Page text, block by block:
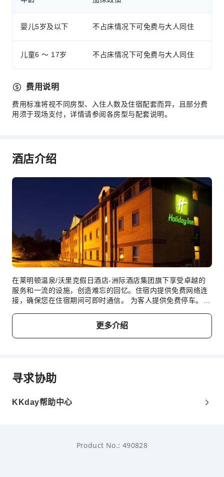
共用厨房
电梯
宠物碗
上网服务
公共休息室/电视室
前台服务
安全与安保
急救包
公共区域监控
安保人员
烟雾报警器
婴儿5岁及以下 不占床情况下可免费与大人同住
儿童6 ～ 17岁 不占床情况下可免费与大人同住
费用说明
费用标准将视不同房型、入住人数及住宿配套而异，且部分费
用须于现场支付，详情请参阅各房型与配套说明。
酒店介绍
在莱明顿温泉/沃里克假日酒店-洲际酒店集团旗下享受卓越的
服务和一流的设施，创造难忘的回忆。住宿内提供免费网络连
接，确保您在住宿期间可即时通信。 为客人提供免费停车。
验。 住宿提供洗衣服务，对于长住客人或在您有需要时，可确
保您喜爱的旅行衣服干净可穿。 在悠闲的白天和晚上，客房送
餐服务等房内设施可让您充分享受在客房内的时光。临时需要
禁止吸烟。 为了所有客人和员工的健康和福祉，您仅可在指定
区域吸烟。 为了确保您获得最大程度的放松，客房采用了温馨
验。 为了确保您享受愉快的入住体验，部分客房提供空调或寝
性，因此在部分特定客房内提供浴袍、毛巾或吹风机。 以理想
更多介绍
寻求协助
KKday帮助中心
Product No.: 490828